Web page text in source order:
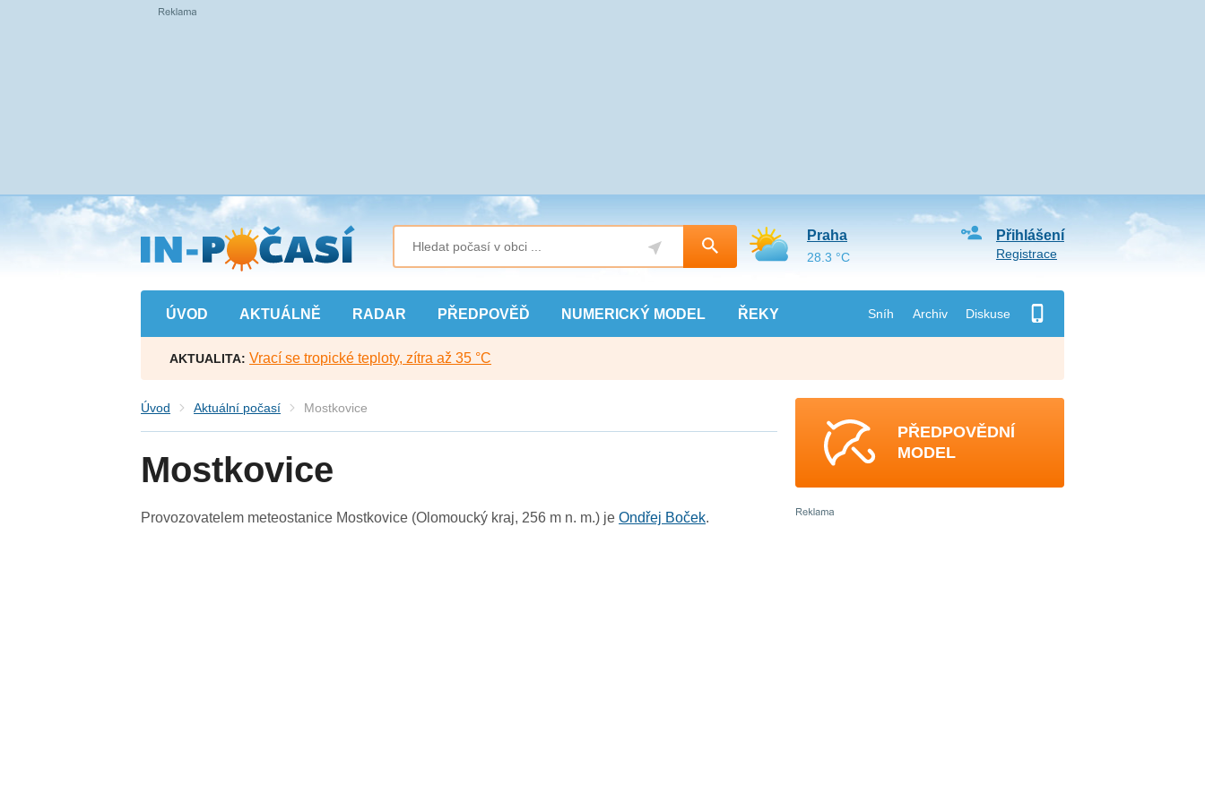
Přejít
na
hlavní
obsah
ÚVOD AKTUÁLNĚ RADAR PŘEDPOVĚĎ NUMERICKÝ MODEL ŘEKY Sníh Archiv Diskuse
Přihlášení
Registrace
Praha
28.3 °C
AKTUALITA: Vrací se tropické teploty, zítra až 35 °C
Úvod Aktuální počasí Mostkovice
Mostkovice
Provozovatelem meteostanice Mostkovice (Olomoucký kraj, 256 m n. m.) jeOndřej Boček.
PŘEDPOVĚDNÍ
MODEL